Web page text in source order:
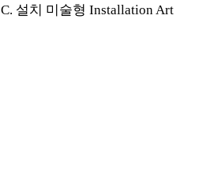
C. 설치 미술형 Installation Art